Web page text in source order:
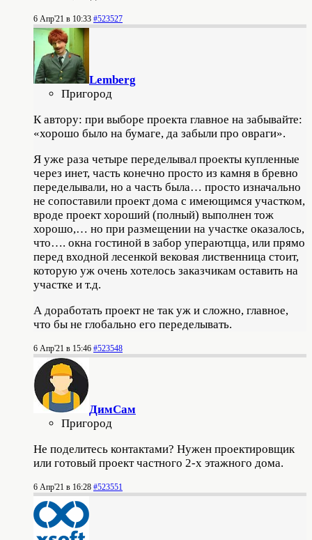
6 Апр'21 в 10:33 #523527
Lemberg
Пригород
К автору: при выборе проекта главное на забывайте:
«хорошо было на бумаге, да забыли про овраги».
Я уже раза четыре переделывал проекты купленные
через инет, часть конечно просто из камня в бревно
переделывали, но а часть была… просто изначально
не сопоставили проект дома с имеющимся участком,
вроде проект хороший (полный) выполнен тож
хорошо,… но при размещении на участке оказалось,
что…. окна гостиной в забор упераютцца, или прямо
перед входной лесенкой вековая лиственница стоит,
которую уж очень хотелось заказчикам оставить на
участке и т.д.
А доработать проект не так уж и сложно, главное,
что бы не глобально его переделывать.
6 Апр'21 в 15:46 #523548
ДимСам
Пригород
Не поделитесь контактами? Нужен проектировщик
или готовый проект частного 2-х этажного дома.
6 Апр'21 в 16:28 #523551